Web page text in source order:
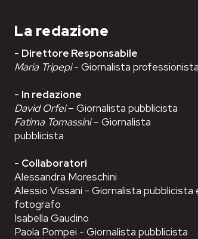
La redazione
- Direttore Responsabile
Maria Tripepi- Giornalista professionista
- In redazione
David Orfei– Giornalista pubblicista
Fatima Tomassini– Giornalista
pubblicista
- Collaboratori
Alessandra Moreschini
Alessio Vissani - Giornalista pubblicista
fotografo
Isabella Gaudino
Paola Pompei - Giornalista pubblicista